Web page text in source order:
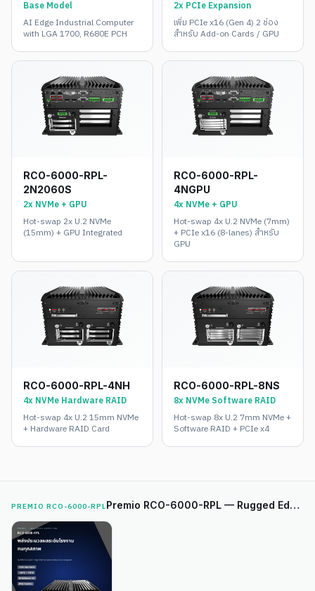
Base Model
AI Edge Industrial Computer
with LGA 1700, R680E PCH
2x PCIe Expansion
เพิ่ม PCIe x16 (Gen 4) 2 ช่อง
สำหรับ Add-on Cards / GPU
RCO-6000-RPL-
2N2060S
2x NVMe + GPU
Hot-swap 2x U.2 NVMe
(15mm) + GPU Integrated
RCO-6000-RPL-
4NGPU
4x NVMe + GPU
Hot-swap 4x U.2 NVMe (7mm)
+ PCIe x16 (8-lanes) สำหรับ
GPU
RCO-6000-RPL-4NH
4x NVMe Hardware RAID
Hot-swap 4x U.2 15mm NVMe
+ Hardware RAID Card
RCO-6000-RPL-8NS
8x NVMe Software RAID
Hot-swap 8x U.2 7mm NVMe +
Software RAID + PCIe x4
PREMIO RCO-6000-RPL Premio RCO-6000-RPL — Rugged Edge Computer